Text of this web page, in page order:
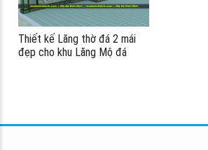
Thiết kế Lăng thờ đá 2 mái
đẹp cho khu Lăng Mộ đá